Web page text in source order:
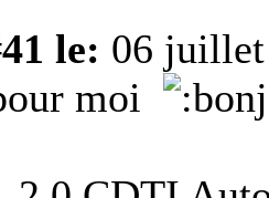
le: 06 juillet
moi